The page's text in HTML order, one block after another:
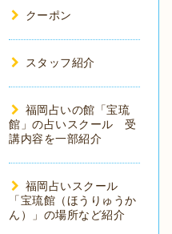
クーポン
スタッフ紹介
福岡占いの館「宝琉
館」の占いスクール 受
講内容を一部紹介
福岡占いスクール
「宝琉館（ほうりゅうか
ん）」の場所など紹介